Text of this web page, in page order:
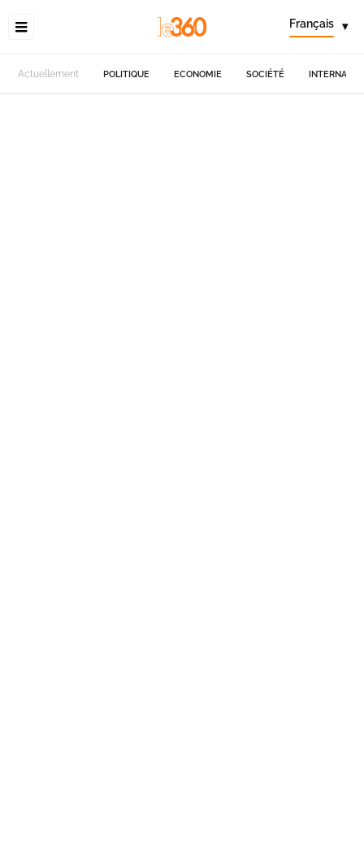
Français ▾
Actuellement POLITIQUE ECONOMIE SOCIÉTÉ